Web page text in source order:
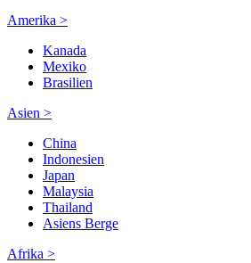
Amerika >
Kanada
Mexiko
Brasilien
Asien >
China
Indonesien
Japan
Malaysia
Thailand
Asiens Berge
Afrika >